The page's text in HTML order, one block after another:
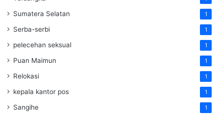
Sumatera Selatan 1
Serba-serbi 1
pelecehan seksual 1
Puan Maimun 1
Relokasi 1
kepala kantor pos 1
Sangihe 1